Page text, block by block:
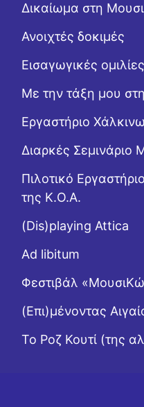
Δικαίωμα στη
Ανοιχτές δοκιμές
Εισαγωγικές ομιλίες
Με την τάξη μου
Εργαστήριo
Διαρκές Σεμινάριο
Πιλοτικό
της Κ.Ο.Α.
(Dis)playing Attica
Ad libitum
Φεστιβάλ
(Επι)μένοντας
Το Ροζ Κουτί (της